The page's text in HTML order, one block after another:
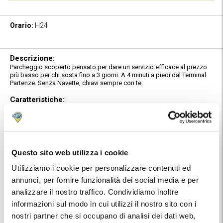
Questo sito web utilizza i cookie
Utilizziamo i cookie per personalizzare contenuti ed
annunci, per fornire funzionalità dei social media e per
analizzare il nostro traffico. Condividiamo inoltre
informazioni sul modo in cui utilizzi il nostro sito con i
nostri partner che si occupano di analisi dei dati web,
Orario: H24
Descrizione:
Parcheggio scoperto pensato per dare un servizio efficace al prezzo
più basso per chi sosta fino a 3 giorni. A 4 minuti a piedi dal Terminal
Partenze. Senza Navette, chiavi sempre con te.
Caratteristiche:
aeroportuali e consente di risparmiare sulla sosta oltre ad evitare il
traffico vicino allo scalo. P – C LOW COST è accessibile
sulla conferma prenotazione MyParking e uscirà automaticamente il
biglietto. Potrai quindi parcheggiare dove preferisci e, al tuo rientro,
potrai uscire inserendo il biglietto nella colonnina presente dalla
barriera di uscita.
E' possibile entrare in parcheggio fino a 2 ore prima rispetto all'orario
d'ingresso prenotato, mentre per ogni ora o frazione eccedente la
prenotazione sarà necessario saldare la differenza alle casse
automatiche presenti in loco.